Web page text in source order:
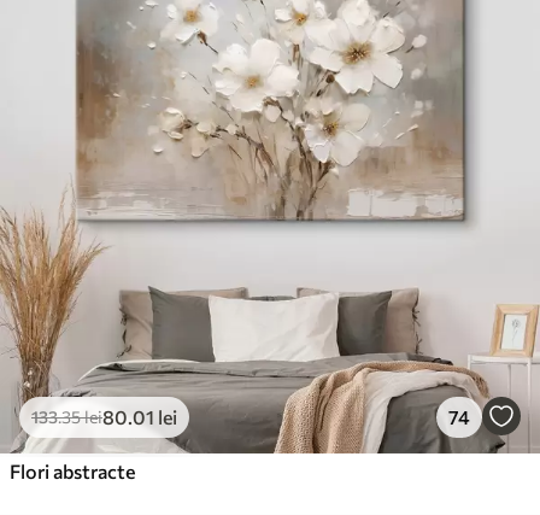
133.35lei80.01 lei 74
Flori abstracte